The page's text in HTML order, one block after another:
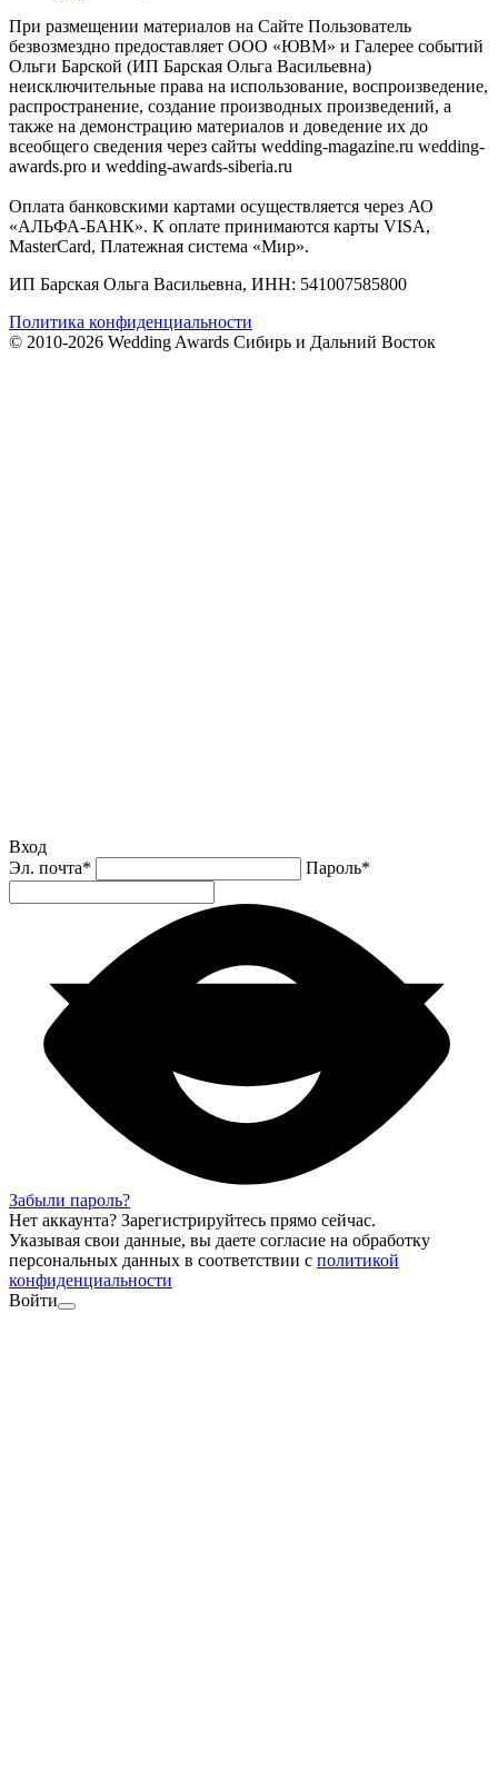
При размещении материалов на Сайте Пользователь
безвозмездно предоставляет ООО «ЮВМ» и Галерее событий
Ольги Барской (ИП Барская Ольга Васильевна)
неисключительные права на использование, воспроизведение,
распространение, создание производных произведений, а
также на демонстрацию материалов и доведение их до
всеобщего сведения через сайты wedding-magazine.ru wedding-
awards.pro и wedding-awards-siberia.ru
Оплата банковскими картами осуществляется через АО
«АЛЬФА-БАНК». К оплате принимаются карты VISA,
MasterCard, Платежная система «Мир».
ИП Барская Ольга Васильевна, ИНН: 541007585800
Политика конфиденциальности
© 2010-2026 Wedding Awards Сибирь и Дальний Восток
Вход
Эл. почта* Пароль*
Забыли пароль?
Нет аккаунта? Зарегистрируйтесь прямо сейчас.
Указывая свои данные, вы даете согласие на обработку
персональных данных в соответствии с политикой
конфиденциальности
Войти